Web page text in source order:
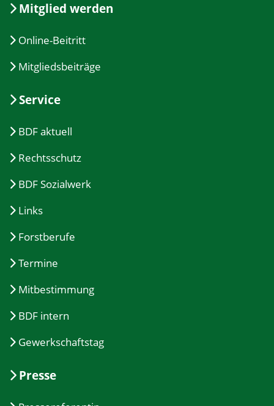
Mitglied werden
Online-Beitritt
Mitgliedsbeiträge
Service
BDF aktuell
Rechtsschutz
BDF Sozialwerk
Links
Forstberufe
Termine
Mitbestimmung
BDF intern
Gewerkschaftstag
Presse